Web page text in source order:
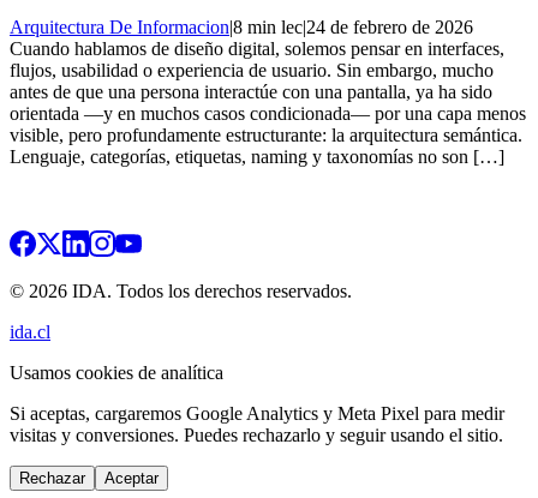
Arquitectura De Informacion|8 min lec|24 de febrero de 2026
Cuando hablamos de diseño digital, solemos pensar en interfaces,
flujos, usabilidad o experiencia de usuario. Sin embargo, mucho
antes de que una persona interactúe con una pantalla, ya ha sido
orientada —y en muchos casos condicionada— por una capa menos
visible, pero profundamente estructurante: la arquitectura semántica.
Lenguaje, categorías, etiquetas, naming y taxonomías no son […]
© 2026 IDA. Todos los derechos reservados.
ida.cl
Usamos cookies de analítica
Si aceptas, cargaremos Google Analytics y Meta Pixel para medir
visitas y conversiones. Puedes rechazarlo y seguir usando el sitio.
Rechazar Aceptar